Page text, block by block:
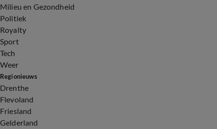
Milieu en Gezondheid
Politiek
Royalty
Sport
Tech
Weer
Regionieuws
Drenthe
Flevoland
Friesland
Gelderland